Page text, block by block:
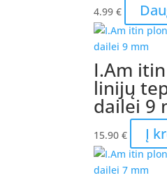
4.99€
I.Am
linijų
dailei 9
15.90€ Į